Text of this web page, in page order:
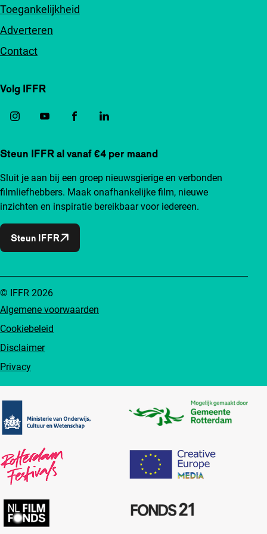
Toegankelijkheid
Adverteren
Contact
Volg IFFR
Steun IFFR al vanaf €4 per maand
Sluit je aan bij een groep nieuwsgierige en verbonden
filmliefhebbers. Maak onafhankelijke film, nieuwe
inzichten en inspiratie bereikbaar voor iedereen.
Steun IFFR
Algemene voorwaarden
Cookiebeleid
Disclaimer
Privacy
© IFFR 2026